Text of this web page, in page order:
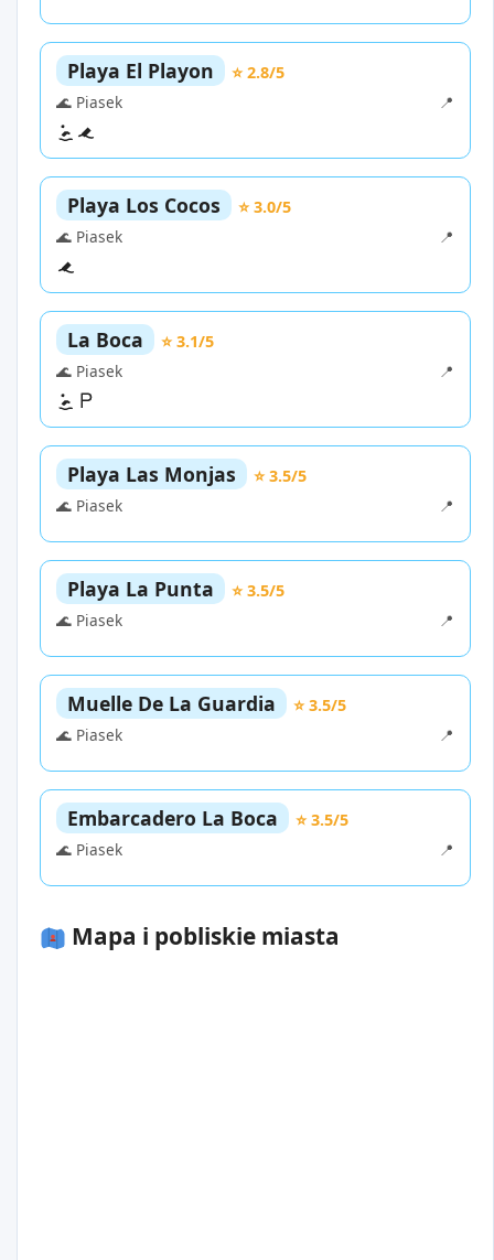
Playa El Playon
⭐ 2.8/5
🌊 Piasek
📍
Playa Los Cocos
⭐ 3.0/5
🌊 Piasek
📍
La Boca
⭐ 3.1/5
🌊 Piasek
📍
Playa Las Monjas
⭐ 3.5/5
🌊 Piasek
📍
Playa La Punta
⭐ 3.5/5
🌊 Piasek
📍
Muelle De La Guardia
⭐ 3.5/5
🌊 Piasek
📍
Embarcadero La Boca
⭐ 3.5/5
🌊 Piasek
📍
Mapa i pobliskie miasta